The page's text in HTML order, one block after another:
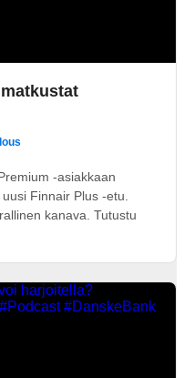
-asiakkaan
Finnair Plus -etu.
kanava. Tutustu